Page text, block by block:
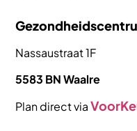
Nassaustraat 1F
5583 BN Waalre
Plan direct via